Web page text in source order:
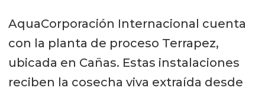
AquaCorporación Internacional cuenta
con la planta de proceso Terrapez,
ubicada en Cañas. Estas instalaciones
reciben la cosecha viva extraída desde